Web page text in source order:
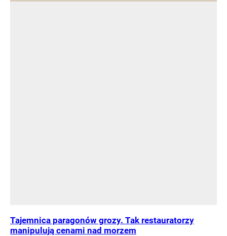
Tajemnica paragonów grozy. Tak restauratorzy
manipulują cenami nad morzem